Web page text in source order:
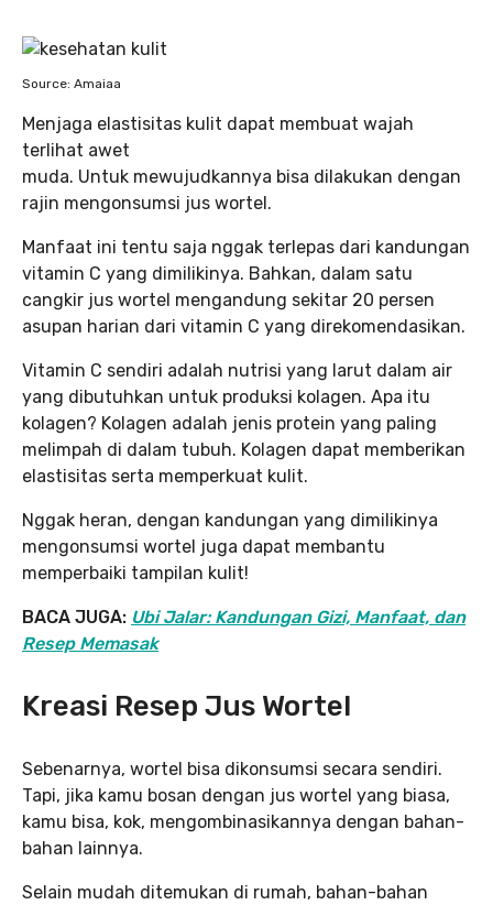
Source: Amaiaa
Menjaga elastisitas kulit dapat membuat wajah
terlihat awet
muda. Untuk mewujudkannya bisa dilakukan dengan
rajin mengonsumsi jus wortel.
Manfaat ini tentu saja nggak terlepas dari kandungan
vitamin C yang dimilikinya. Bahkan, dalam satu
cangkir jus wortel mengandung sekitar 20 persen
asupan harian dari vitamin C yang direkomendasikan.
Vitamin C sendiri adalah nutrisi yang larut dalam air
yang dibutuhkan untuk produksi kolagen. Apa itu
kolagen? Kolagen adalah jenis protein yang paling
melimpah di dalam tubuh. Kolagen dapat memberikan
elastisitas serta memperkuat kulit.
Nggak heran, dengan kandungan yang dimilikinya
mengonsumsi wortel juga dapat membantu
memperbaiki tampilan kulit!
BACA JUGA: Ubi Jalar: Kandungan Gizi, Manfaat, dan
Resep Memasak
Kreasi Resep Jus Wortel
Sebenarnya, wortel bisa dikonsumsi secara sendiri.
Tapi, jika kamu bosan dengan jus wortel yang biasa,
kamu bisa, kok, mengombinasikannya dengan bahan-
bahan lainnya.
Selain mudah ditemukan di rumah, bahan-bahan